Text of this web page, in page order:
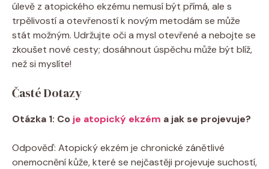
úlevě z atopického ekzému⁤ nemusí ‌být⁤ přímá, ​ale s
‍trpělivostí a otevřeností k novým metodám se může⁤
stát možným. ‌Udržujte‌ oči a mysl otevřené a nebojte‍ se
zkoušet nové⁤ cesty;⁣ dosáhnout úspěchu​ může⁤ být blíž,
než⁤ si myslíte!
Časté Dotazy
Otázka 1: Co‍ je atopický⁤ ekzém a ⁤jak se projevuje?
Odpověď: Atopický⁣ ekzém⁣ je‌ chronické zánětlivé
onemocnění kůže,⁢ které se‍ nejčastěji⁤ projevuje suchostí,